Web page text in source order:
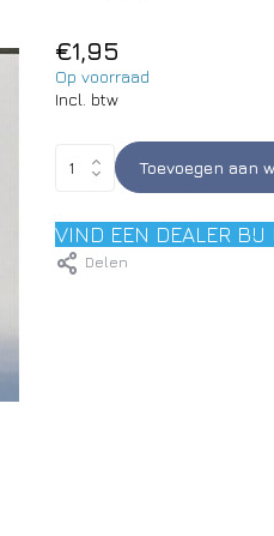
€1,95
Op voorraad
Incl. btw
Toevoegen aan
VIND EEN DEALER
Delen